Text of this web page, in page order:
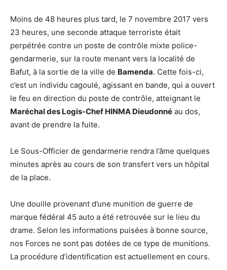
Moins de 48 heures plus tard, le 7 novembre 2017 vers
23 heures, une seconde attaque terroriste était
perpétrée contre un poste de contrôle mixte police-
gendarmerie, sur la route menant vers la localité de
Bafut, à la sortie de la ville de Bamenda. Cette fois-ci,
c’est un individu cagoulé, agissant en bande, qui a ouvert
le feu en direction du poste de contrôle, atteignant le
Maréchal des Logis-Chef HINMA Dieudonné au dos,
avant de prendre la fuite.
Le Sous-Officier de gendarmerie rendra l’âme quelques
minutes après au cours de son transfert vers un hôpital
de la place.
Une douille provenant d’une munition de guerre de
marque fédéral 45 auto a été retrouvée sur le lieu du
drame. Selon les informations puisées à bonne source,
nos Forces ne sont pas dotées de ce type de munitions.
La procédure d’identification est actuellement en cours.